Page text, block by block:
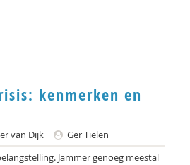
kenmerken en
van Dijk
Ger Tielen
Jammer genoeg meestal